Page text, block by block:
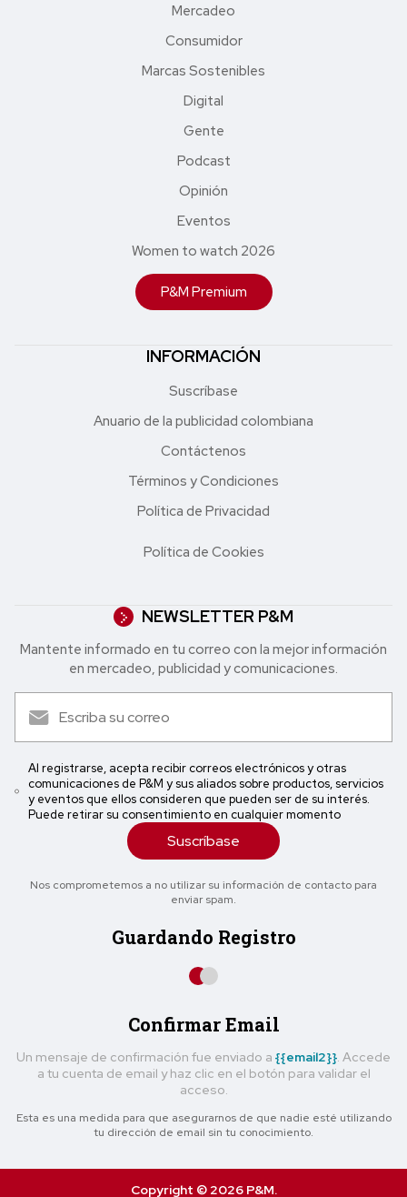
Mercadeo
Consumidor
Marcas Sostenibles
Digital
Gente
Podcast
Opinión
Eventos
Women to watch 2026
P&M Premium
INFORMACIÓN
Suscríbase
Anuario de la publicidad colombiana
Contáctenos
Términos y Condiciones
Política de Privacidad
Política de Cookies
NEWSLETTER P&M
Mantente informado en tu correo con la mejor in formación
en mercadeo, publicidad y comunicaciones.
Al registrarse, acepta recibir correos electrónicos y otras
comunicaciones de P&M y sus aliados sobre productos, servicios
y eventos que ellos consideren que pueden ser de su interés.
Puede retirar su consentimiento en cualquier momento
Suscríbase
Nos comprometemos a no utilizar su información de contacto para
enviar spam.
Guardando Registro
Confirmar Email
Un mensaje de confirmación fue enviado a {{email2}} . Accede
a tu cuenta de email y haz clic en el botón para validar el
acceso.
Esta es una medida para que asegurarnos de que nadie esté utilizando
tu dirección de email sin tu conocimiento.
Copyright © 2026 P&M.